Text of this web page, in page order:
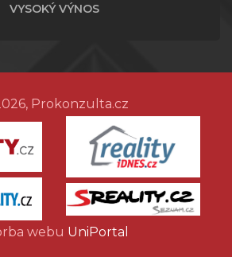
VYSOKÝ VÝNOS
Prokonzulta.cz
webu UniPortal